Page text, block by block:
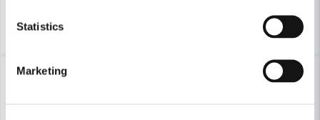
Statistics
Marketing
-19%